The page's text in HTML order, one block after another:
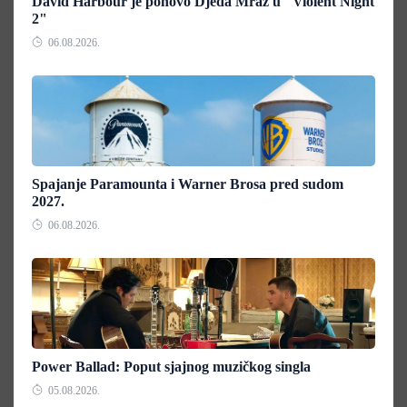
2"
06.08.2026.
Spajanje Paramounta i Warner Brosa pred sudom
2027.
06.08.2026.
Power Ballad: Poput sjajnog muzičkog singla
05.08.2026.